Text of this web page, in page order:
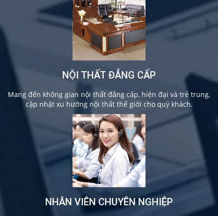
NỘI THẤT ĐẲNG CẤP
Mang đến không gian nội thất đẳng cấp, hiện đại và trẻ trung,
cập nhật xu hướng nội thất thế giới cho quý khách.
NHÂN VIÊN CHUYÊN NGHIỆP